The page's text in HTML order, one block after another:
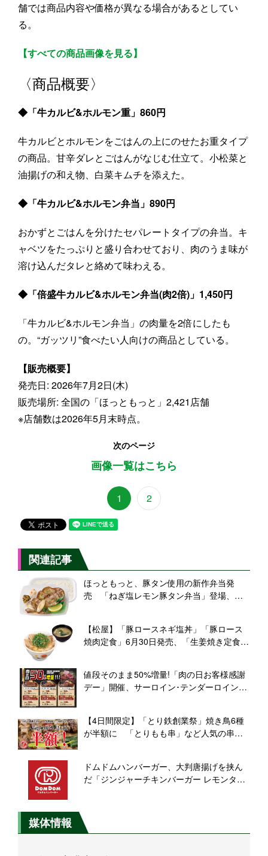
舗では商品内容や価格が異なる場合があるとしてい
る。
【すべての商品画像を見る】
〈商品概要〉
◆「牛カルビ&ホルモン重」860円
牛カルビとホルモンをごはんの上にのせたお重タイプ
の商品。甘辛ダレとごはんがなじむ仕立て。小松菜と
油揚げの和え物、白菜キムチを添えた。
◆「牛カルビ&ホルモン弁当」890円
おかずとごはんを分けたセパレートタイプの弁当。キ
ャベツをたっぷりと盛り合わせており、肉のうま味が
溶け込んだタレと絡めて味わえる。
◆「倍盛牛カルビ&ホルモン弁当(肉2倍)」1,450円
「牛カルビ&ホルモン弁当」の肉量を2倍にしたも
の。“ガッツリ”食べたい人向けの商品としている。
【販売概要】
発売日: 2026年7月2日(木)
販売場所: 全国の「ほっともっと」2,421店舗
※店舗数は2026年5月末時点。
次のページ
画像一覧はこちら
1 2
関連記事
ほっともっと、豚タン使用の新作弁当発
売 「ねぎ塩レモン豚タン弁当」登場、肉2
【松屋】「豚ロースネギ塩丼」「豚ロース
焼肉定食」6月30日発売、「生姜焼き定食」
値段そのまま50%増量!「肉の日お客様感謝
デー」開催、サーロイン･テンダーロイン･
【4日間限定】「とり鉄創業祭」焼き鳥6種
が半額に 「とりもも串」など人気の串を
ドムドムハンバーガー、大判唐揚げを挟ん
だ「ジンジャーチキンバーガー レモンタル
媒体情報